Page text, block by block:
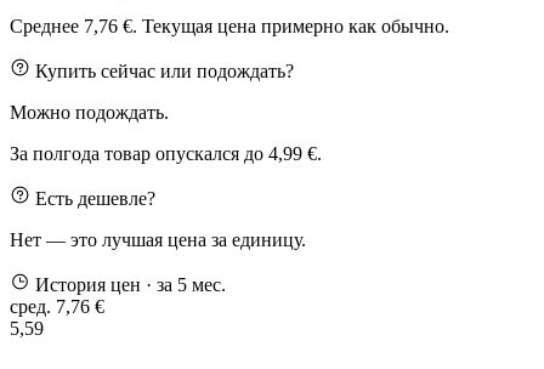
Среднее 7,76 €. Текущая цена примерно как обычно.
Купить сейчас или подождать?
Можно подождать.
За полгода товар опускался до 4,99 €.
Есть дешевле?
Нет — это лучшая цена за единицу.
История цен · за 5 мес.
сред. 7,76 €
5,59